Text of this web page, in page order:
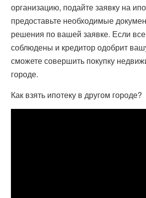
организацию, подайте заявку на
предоставьте необходимые
решения по вашей заявке. Если все
соблюдены и кредитор одобрит
сможете совершить покупку
городе.
Как взять ипотеку в другом городе?